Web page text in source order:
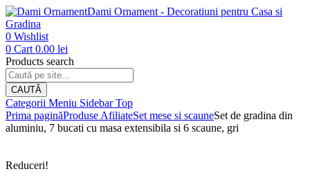
Dami Ornament - Decoratiuni pentru Casa si
Gradina
0 Wishlist
0 Cart 0.00 lei
Products search
CAUTĂ
Categorii Meniu Sidebar Top
Prima paginăProduse AfiliateSet mese si scauneSet de gradina din
aluminiu, 7 bucati cu masa extensibila si 6 scaune, gri
Reduceri!